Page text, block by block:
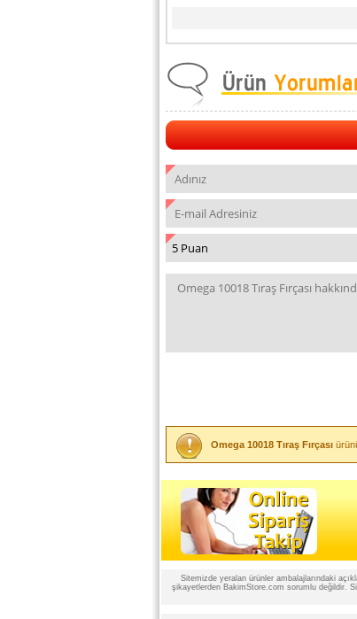
Omega 10018 Tıraş Fırçası
Sitemizde yeralan ürünler ambalajlarındaki
şikayetlerden BakimStore.com sorumlu değildir.